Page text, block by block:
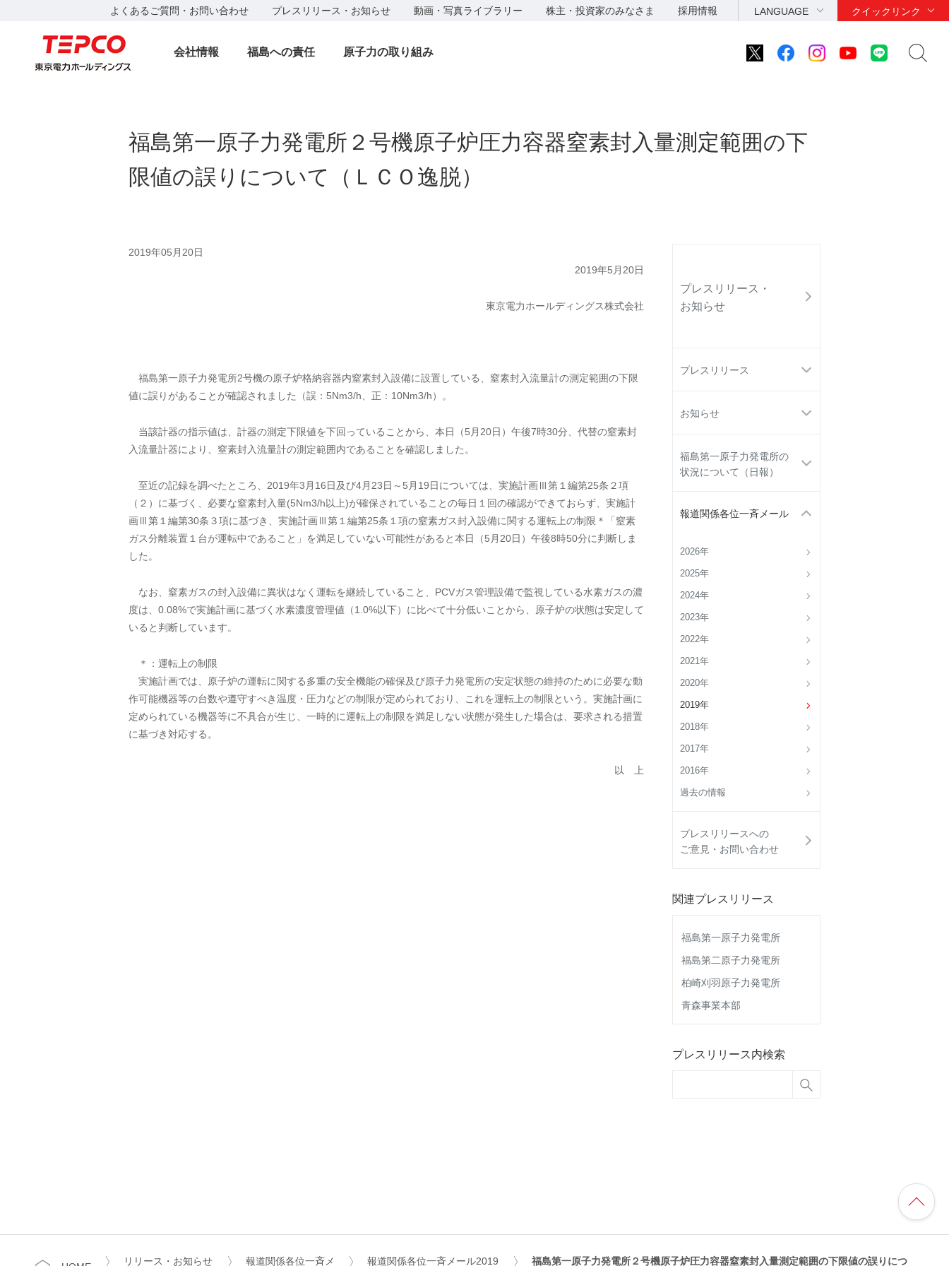
よくあるご質問・お問い合わせ プレスリリース・お知らせ 動画・写真ライブラリー 株主・投資家のみなさま 採用情報 LANGUAGE クイックリンク
会社情報 福島への責任 原子力の取り組み
プレスリリース・
お知らせ
プレスリリース
お知らせ
福島第一原子力発電所の
状況について（日報）
報道関係各位一斉メール
2026年
2025年
2024年
2023年
2022年
2021年
2020年
2019年
2018年
2017年
2016年
過去の情報
プレスリリースへの
ご意見・お問い合わせ
関連プレスリリース
福島第一原子力発電所
福島第二原子力発電所
柏崎刈羽原子力発電所
青森事業本部
プレスリリース内検索
福島第一原子力発電所２号機原子炉圧力容器窒素封入量測定範囲の下
限値の誤りについて（ＬＣＯ逸脱）
2019年05月20日
2019年5月20日
東京電力ホールディングス株式会社
福島第一原子力発電所2号機の原子炉格納容器内窒素封入設備に設置している、窒素封入流量計の測定範囲の下限
値に誤りがあることが確認されました（誤：5Nm3/h、正：10Nm3/h）。
当該計器の指示値は、計器の測定下限値を下回っていることから、本日（5月20日）午後7時30分、代替の窒素封
入流量計器により、窒素封入流量計の測定範囲内であることを確認しました。
至近の記録を調べたところ、2019年3月16日及び4月23日～5月19日については、実施計画Ⅲ第１編第25条２項
（２）に基づく、必要な窒素封入量(5Nm3/h以上)が確保されていることの毎日１回の確認ができておらず、実施計
画Ⅲ第１編第30条３項に基づき、実施計画Ⅲ第１編第25条１項の窒素ガス封入設備に関する運転上の制限＊「窒素
ガス分離装置１台が運転中であること」を満足していない可能性があると本日（5月20日）午後8時50分に判断しま
した。
なお、窒素ガスの封入設備に異状はなく運転を継続していること、PCVガス管理設備で監視している水素ガスの濃
度は、0.08%で実施計画に基づく水素濃度管理値（1.0%以下）に比べて十分低いことから、原子炉の状態は安定して
いると判断しています。
＊：運転上の制限
実施計画では、原子炉の運転に関する多重の安全機能の確保及び原子力発電所の安定状態の維持のために必要な動
作可能機器等の台数や遵守すべき温度・圧力などの制限が定められており、これを運転上の制限という。実施計画に
定められている機器等に不具合が生じ、一時的に運転上の制限を満足しない状態が発生した場合は、要求される措置
に基づき対応する。
以 上
リリース・お知らせ 報道関係各位一斉メ 報道関係各位一斉メール2019 福島第一原子力発電所２号機原子炉圧力容器窒素封入量測定範囲の下限値の誤りにつ